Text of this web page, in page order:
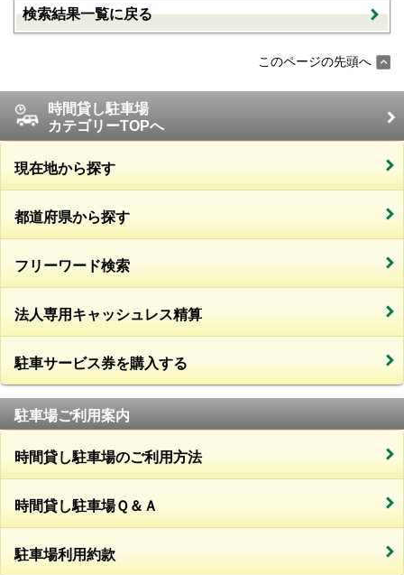
検索結果一覧に戻る
このページの先頭へ
時間貸し駐車場
カテゴリーTOPへ
現在地から探す
都道府県から探す
フリーワード検索
法人専用キャッシュレス精算
駐車サービス券を購入する
駐車場ご利用案内
時間貸し駐車場のご利用方法
時間貸し駐車場Ｑ＆Ａ
駐車場利用約款